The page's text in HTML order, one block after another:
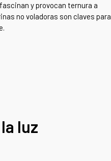
y provocan ternura a
no voladoras son claves para
luz